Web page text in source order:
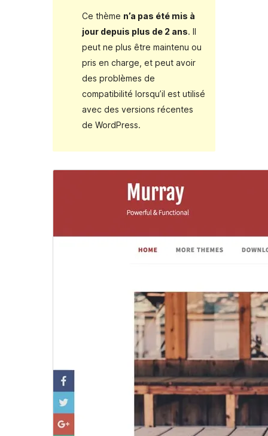
Ce thème n’a pas été mis à
jour depuis plus de 2 ans. Il
peut ne plus être maintenu ou
pris en charge, et peut avoir
des problèmes de
compatibilité lorsqu’il est utilisé
avec des versions récentes
de WordPress.